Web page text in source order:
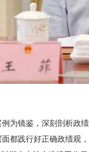
镜鉴，深刻剖析政
都践行好正确政绩观